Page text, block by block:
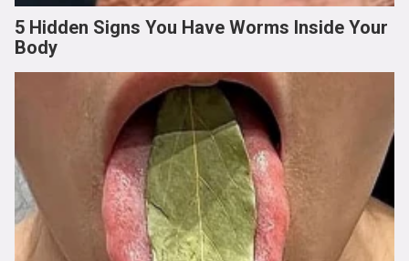
5 Hidden Signs You Have Worms Inside Your
Body